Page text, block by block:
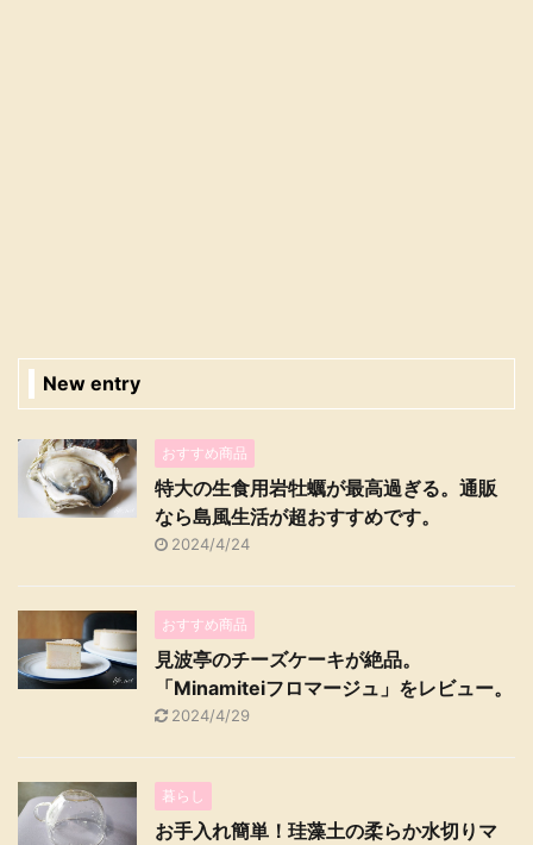
New entry
おすすめ商品
特大の生食用岩牡蠣が最高過ぎる。通販
なら島風生活が超おすすめです。
2024/4/24
おすすめ商品
見波亭のチーズケーキが絶品。
「Minamiteiフロマージュ」をレビュー。
2024/4/29
暮らし
お手入れ簡単！珪藻土の柔らか水切りマ